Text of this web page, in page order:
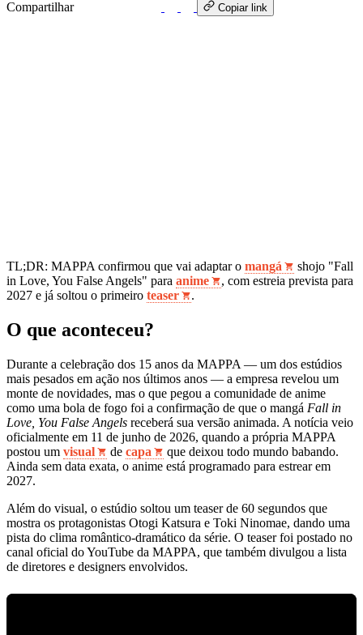
Compartilhar Copiar link
TL;DR: MAPPA confirmou que vai adaptar o mangá
shojo "Fall
in Love, You False Angels" para anime
, com estreia prevista para
2027 e já soltou o primeiro teaser .
O que aconteceu?
Durante a celebração dos 15 anos da MAPPA — um dos estúdios
mais pesados em ação nos últimos anos — a empresa revelou um
monte de novidades, mas o que pegou a comunidade de anime
como uma bola de fogo foi a confirmação de que o mangá Fall in
Love, You False Angels receberá sua versão animada. A notícia veio
oficialmente em 11 de junho de 2026, quando a própria MAPPA
postou um visual de capa
que deixou todo mundo babando.
Ainda sem data exata, o anime está programado para estrear em
2027.
Além do visual, o estúdio soltou um teaser de 60 segundos que
mostra os protagonistas Otogi Katsura e Toki Ninomae, dando uma
pista do clima romântico‑dramático da série. O teaser foi postado no
canal oficial do YouTube da MAPPA, que também divulgou a lista
de diretores e designers envolvidos.